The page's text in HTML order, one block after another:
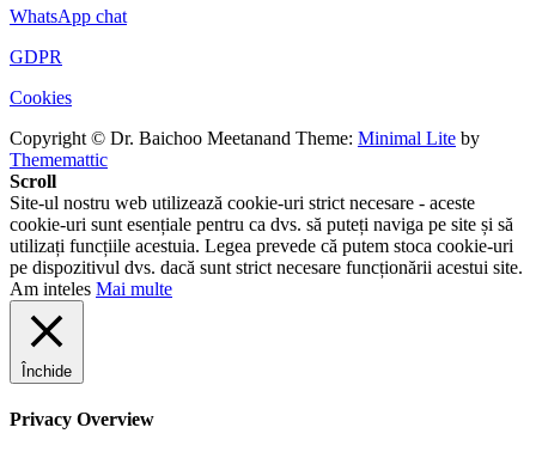
WhatsApp chat
GDPR
Cookies
Copyright © Dr. Baichoo Meetanand Theme: Minimal Lite by
Thememattic
Scroll
Site-ul nostru web utilizează cookie-uri strict necesare - aceste
cookie-uri sunt esențiale pentru ca dvs. să puteți naviga pe site și să
utilizați funcțiile acestuia. Legea prevede că putem stoca cookie-uri
pe dispozitivul dvs. dacă sunt strict necesare funcționării acestui site.
Am inteles Mai multe
Închide
Privacy Overview